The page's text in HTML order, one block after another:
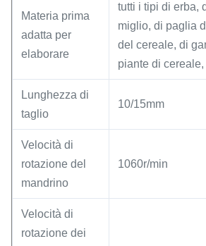
Materia prima
adatta per
elaborare
tutti i tipi di erba,
miglio, di paglia
del cereale, di
piante di cereale,
Lunghezza di
taglio
10/15mm
Velocità di
rotazione del
mandrino
1060r/min
Velocità di
rotazione dei